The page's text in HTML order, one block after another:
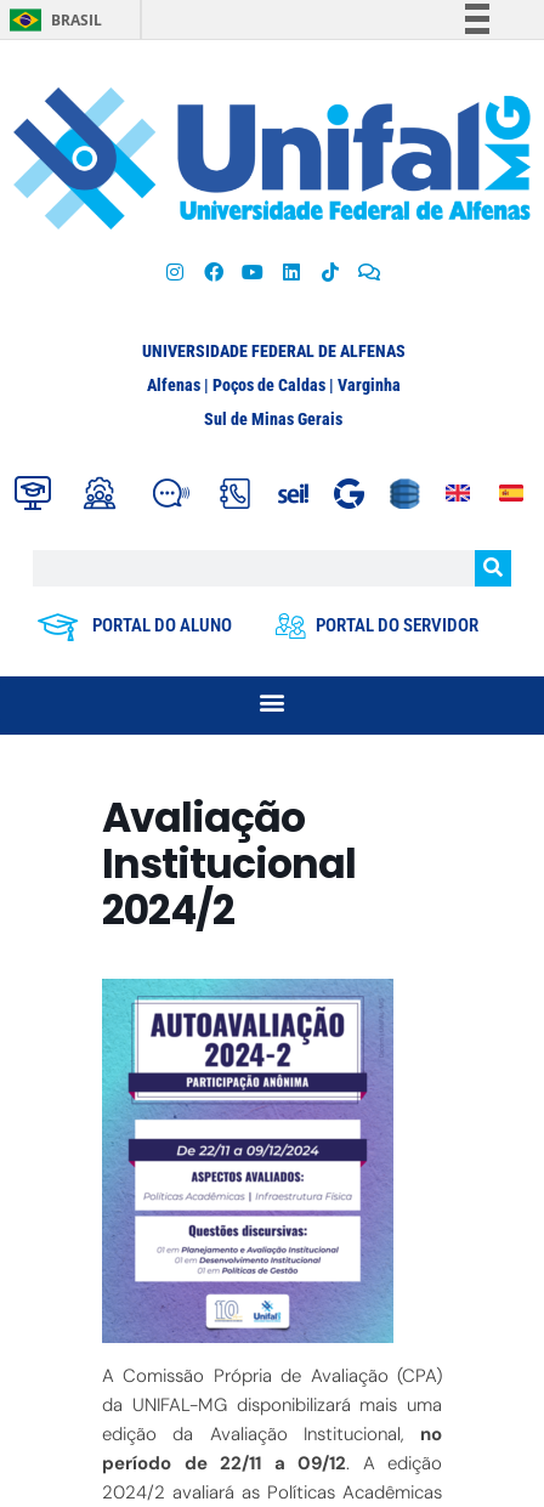
BRASIL
Participe
Acesso à informação
Legislação
UNIVERSIDADE FEDERAL DE ALFENAS
Alfenas | Poços de Caldas | Varginha
Sul de Minas Gerais
PORTAL DO ALUNO PORTAL DO SERVIDOR
Avaliação
Institucional
2024/2
A Comissão Própria de Avaliação (CPA)
da UNIFAL-MG disponibilizará mais uma
edição da Avaliação Institucional, no
período de 22/11 a 09/12. A edição
2024/2 avaliará as Políticas Acadêmicas